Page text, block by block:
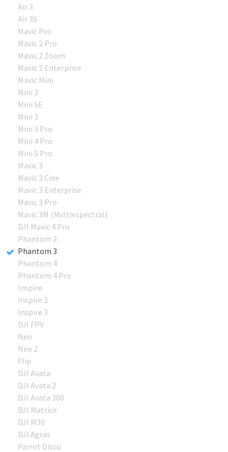
Air 3
Air 3S
Mavic Pro
Mavic 2 Pro
Mavic 2 Zoom
Mavic 2 Enterprise
Mavic Mini
Mini 2
Mini SE
Mini 3
Mini 3 Pro
Mini 4 Pro
Mini 5 Pro
Mavic 3
Mavic 3 Cine
Mavic 3 Enterprise
Mavic 3 Pro
Mavic 3M (Multiespectral)
DJI Mavic 4 Pro
Phantom 2
Phantom 3
Phantom 4
Phantom 4 Pro
Inspire
Inspire 2
Inspire 3
DJI FPV
Neo
Neo 2
Flip
DJI Avata
DJI Avata 2
DJI Avata 360
DJI Matrice
DJI M30
DJI Agras
Parrot Disco